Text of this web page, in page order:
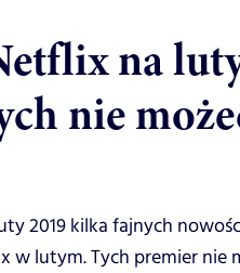
na
nie
2019 kilka fajnych
w lutym. Tych premier nie